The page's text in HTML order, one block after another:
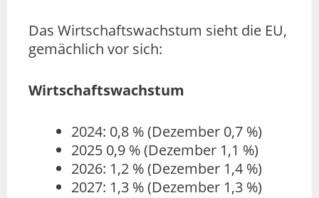
Das Wirtschaftswachstum sieht die EU,
gemächlich vor sich:
Wirtschaftswachstum
2024: 0,8 % (Dezember 0,7 %)
2025 0,9 % (Dezember 1,1 %)
2026: 1,2 % (Dezember 1,4 %)
2027: 1,3 % (Dezember 1,3 %)